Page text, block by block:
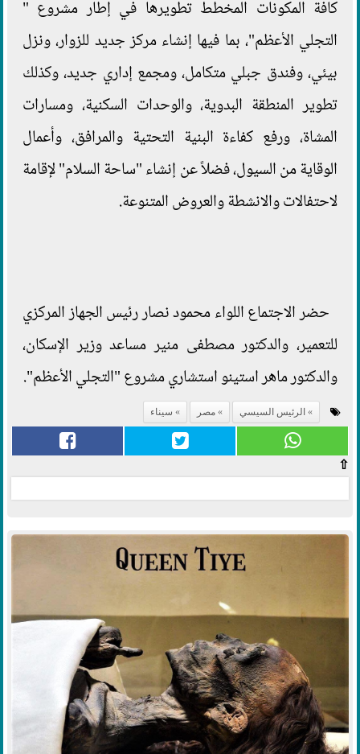
كافة المكونات المخطط تطويرها في إطار مشروع "
التجلي الأعظم"، بما فيها إنشاء مركز جديد للزوار، ونزل
بيئي، وفندق جبلي متكامل، ومجمع إداري جديد، وكذلك
تطوير المنطقة البدوية، والوحدات السكنية، ومسارات
المشاة، ورفع كفاءة البنية التحتية والمرافق، وأعمال
الوقاية من السيول، فضلاً عن إنشاء "ساحة السلام" لإقامة
لاحتفالات والانشطة والعروض المتنوعة.
حضر الاجتماع اللواء محمود نصار رئيس الجهاز المركزي
للتعمير، والدكتور مصطفى منير مساعد وزير الإسكان،
والدكتور ماهر استينو استشاري مشروع "التجلي الأعظم".
الرئيس السيسي مصر سيناء
⇧